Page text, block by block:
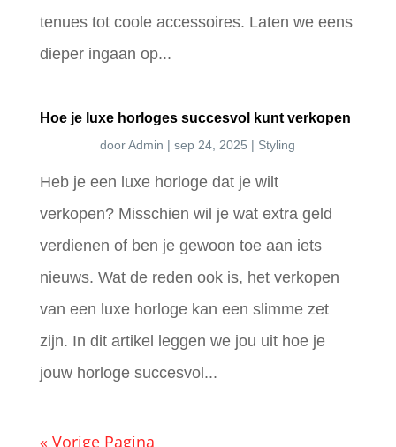
tenues tot coole accessoires. Laten we eens
dieper ingaan op...
Hoe je luxe horloges succesvol kunt verkopen
doorAdmin |sep 24, 2025 | Styling
Heb je een luxe horloge dat je wilt
verkopen? Misschien wil je wat extra geld
verdienen of ben je gewoon toe aan iets
nieuws. Wat de reden ook is, het verkopen
van een luxe horloge kan een slimme zet
zijn. In dit artikel leggen we jou uit hoe je
jouw horloge succesvol...
« Vorige Pagina